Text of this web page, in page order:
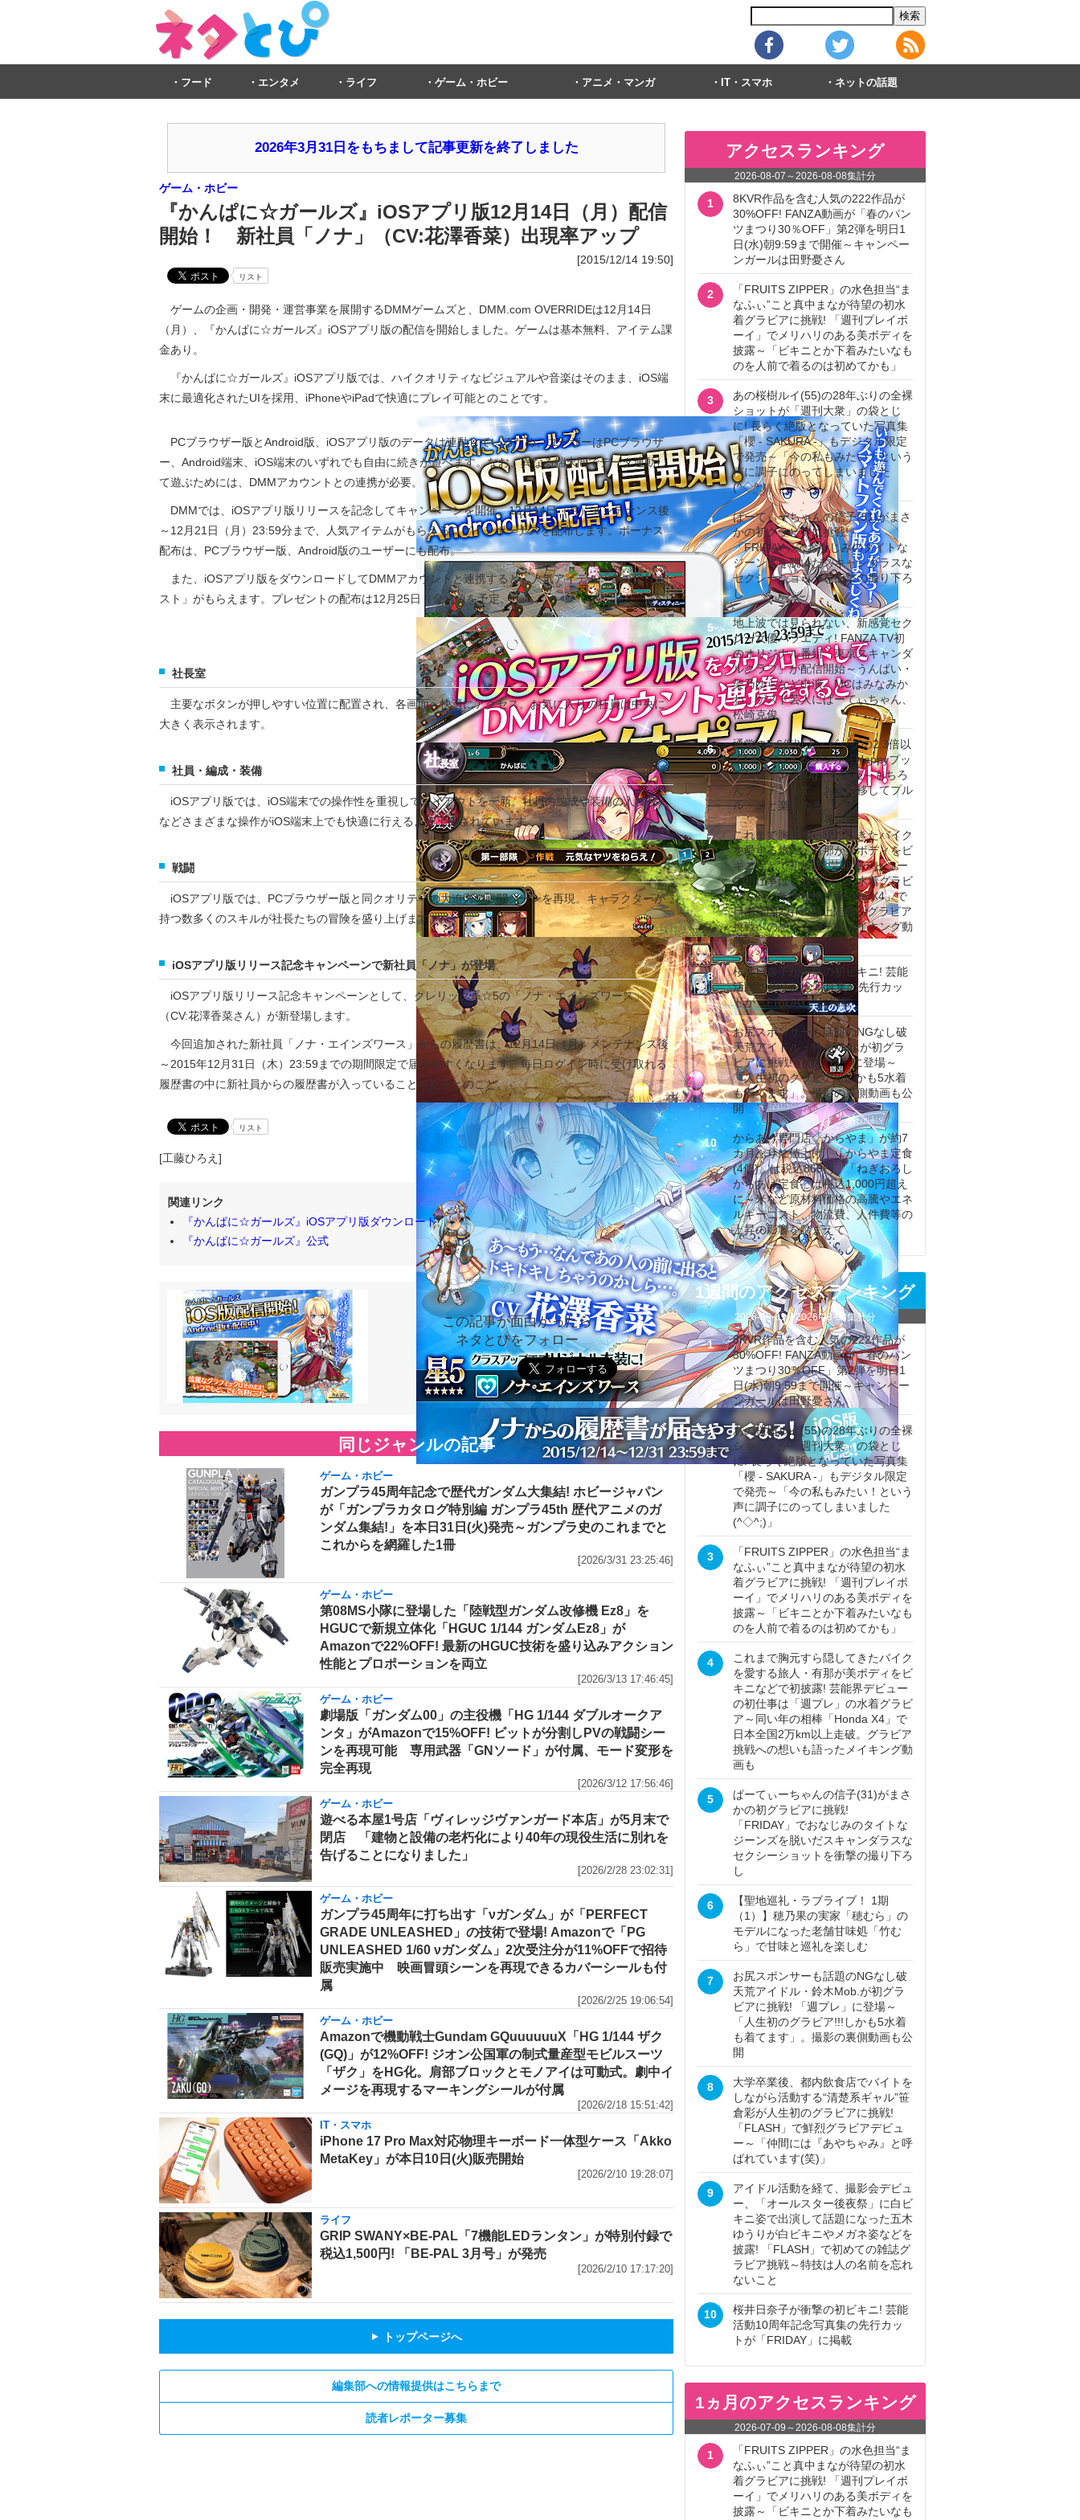
フード エンタメ ライフ ゲーム・ホビー アニメ・マンガ IT・スマホ ネットの話題
2026年3月31日をもちまして記事更新を終了しました
ゲーム・ホビー
『かんぱに☆ガールズ』iOSアプリ版12月14日（月）配信
開始！ 新社員「ノナ」（CV:花澤香菜）出現率アップ
[2015/12/14 19:50]
リスト
ゲームの企画・開発・運営事業を展開するDMMゲームズと、DMM.com OVERRIDEは12月14日
（月）、『かんぱに☆ガールズ』iOSアプリ版の配信を開始しました。ゲームは基本無料、アイテム課
金あり。
『かんぱに☆ガールズ』iOSアプリ版では、ハイクオリティなビジュアルや音楽はそのまま、iOS端
末に最適化されたUIを採用、iPhoneやiPadで快適にプレイ可能とのことです。
PCブラウザー版とAndroid版、iOSアプリ版のデータは連動しているため、ユーザーはPCブラウザ
ー、Android端末、iOS端末のいずれでも自由に続きが遊べます。なお、異なる端末間でデータ連動し
て遊ぶためには、DMMアカウントとの連携が必要。
DMMでは、iOSアプリ版リリースを記念してキャンペーンを開催。12月14日（月）メンテナンス後
～12月21日（月）23:59分まで、人気アイテムがもらえるログインボーナスを配布します。ボーナス
配布は、PCブラウザー版、Android版のユーザーにも配布。
また、iOSアプリ版をダウンロードしてDMMアカウントと連携すると、人気アイテム「金の受付ポ
スト」がもらえます。プレゼントの配布は12月25日（金）頃を予定。
社長室
主要なボタンが押しやすい位置に配置され、各画面へ快適にアクセス。お気に入りの社員は中央に
大きく表示されます。
社員・編成・装備
iOSアプリ版では、iOS端末での操作性を重視してレイアウトを一新。社員の編成や装備の入れ替え
などさまざまな操作がiOS端末上でも快適に行えるよう工夫されています。
戦闘
iOSアプリ版では、PCブラウザー版と同クオリティの大迫力の戦闘シーンを再現。キャラクターが
持つ数多くのスキルが社長たちの冒険を盛り上げます。
iOSアプリ版リリース記念キャンペーンで新社員「ノナ」が登場
iOSアプリ版リリース記念キャンペーンとして、クレリック系☆5の「ノナ・エインズワース」
（CV:花澤香菜さん）が新登場します。
今回追加された新社員「ノナ・エインズワース」からの履歴書は、12月14日（月）メンテナンス後
～2015年12月31日（木）23:59までの期間限定で届きやすくなります。毎日ログイン時に受け取れる
履歴書の中に新社員からの履歴書が入っていることもあるとのこと。
リスト
[工藤ひろえ]
関連リンク
『かんぱに☆ガールズ』iOSアプリ版ダウンロード
『かんぱに☆ガールズ』公式
この記事が面白かったら
ネタとぴをフォロー
同じジャンルの記事
ゲーム・ホビー
ガンプラ45周年記念で歴代ガンダム大集結! ホビージャパン
が「ガンプラカタログ特別編 ガンプラ45th 歴代アニメのガ
ンダム集結!」を本日31日(火)発売～ガンプラ史のこれまでと
これからを網羅した1冊
[2026/3/31 23:25:46]
ゲーム・ホビー
第08MS小隊に登場した「陸戦型ガンダム改修機 Ez8」を
HGUCで新規立体化「HGUC 1/144 ガンダムEz8」が
Amazonで22%OFF! 最新のHGUC技術を盛り込みアクション
性能とプロポーションを両立
[2026/3/13 17:46:45]
ゲーム・ホビー
劇場版「ガンダム00」の主役機「HG 1/144 ダブルオークア
ンタ」がAmazonで15%OFF! ビットが分割しPVの戦闘シー
ンを再現可能 専用武器「GNソード」が付属、モード変形を
完全再現
[2026/3/12 17:56:46]
ゲーム・ホビー
遊べる本屋1号店「ヴィレッジヴァンガード本店」が5月末で
閉店 「建物と設備の老朽化により40年の現役生活に別れを
告げることになりました」
[2026/2/28 23:02:31]
ゲーム・ホビー
ガンプラ45周年に打ち出す「νガンダム」が「PERFECT
GRADE UNLEASHED」の技術で登場! Amazonで「PG
UNLEASHED 1/60 νガンダム」2次受注分が11%OFFで招待
販売実施中 映画冒頭シーンを再現できるカバーシールも付
属
[2026/2/25 19:06:54]
ゲーム・ホビー
Amazonで機動戦士Gundam GQuuuuuuX「HG 1/144 ザク
(GQ)」が12%OFF! ジオン公国軍の制式量産型モビルスーツ
「ザク」をHG化。肩部ブロックとモノアイは可動式。劇中イ
メージを再現するマーキングシールが付属
[2026/2/18 15:51:42]
IT・スマホ
iPhone 17 Pro Max対応物理キーボード一体型ケース「Akko
MetaKey」が本日10日(火)販売開始
[2026/2/10 19:28:07]
ライフ
GRIP SWANY×BE-PAL「7機能LEDランタン」が特別付録で
税込1,500円! 「BE-PAL 3月号」が発売
[2026/2/10 17:17:20]
▲ トップページへ
編集部への情報提供はこちらまで
読者レポーター募集
アクセスランキング
2026-08-07 ～2026-08-08集計分
1
8KVR作品を含む人気の222作品が
30%OFF! FANZA動画が「春のパン
ツまつり30％OFF」第2弾を明日1
日(水)朝9:59まで開催～キャンペー
ンガールは田野憂さん
2
「FRUITS ZIPPER」の水色担当“ま
なふぃ”こと真中まなが待望の初水
着グラビアに挑戦! 「週刊プレイボ
ーイ」でメリハリのある美ボディを
披露～「ビキニとか下着みたいなも
のを人前で着るのは初めてかも」
3
あの桜樹ルイ(55)の28年ぶりの全裸
ショットが「週刊大衆」の袋とじ
に! 長らく絶版となっていた写真集
「櫻 - SAKURA -」もデジタル限定
で発売～「今の私もみたい！という
声に調子にのってしまいました
(^◇^;)」
4
ぱーてぃーちゃんの信子(31)がまさ
かの初グラビアに挑戦!
「FRIDAY」でおなじみのタイトな
ジーンズを脱いだスキャンダラスな
セクシーショットを衝撃の撮り下ろ
し
5
地上波では見られない、新感覚セク
シー女優バラエティ! FANZA TV初
のオリジナル番組「東京スキャンダ
ルクラブ」が配信開始～うんぱい・
架乃ゆらなど出演。MCはみなみか
わ、ゲスト芸人にぱーてぃちゃん、
松崎克俊
6
通常の5.6倍以上、ビッグの2.3倍以
上! セブン‐イレブンが「Happyプッ
チンプリン 380g」を販売～もちろ
んプッチンして、お皿に移してプル
ル～ンと楽しめる
7
これまで胸元すら隠してきたバイク
を愛する旅人・有那が美ボディをビ
キニなどで初披露! 芸能界デビュー
の初仕事は「週プレ」の水着グラビ
ア～同い年の相棒「Honda X4」で
日本全国2万km以上走破。グラビア
挑戦への想いも語ったメイキング動
画も
8
桜井日奈子が衝撃の初ビキニ! 芸能
活動10周年記念写真集の先行カッ
トが「FRIDAY」に掲載
9
お尻スポンサーも話題のNGなし破
天荒アイドル・鈴木Mob.が初グラ
ビアに挑戦! 「週プレ」に登場～
「人生初のグラビア!!!しかも5水着
も着てます」。撮影の裏側動画も公
開
10
からあげ専門店「からやま」が約7
カ月ぶりに値上げ 「からやま定食
(4個)」は税込869円、「ねぎおろし
からあげ定食」は税込1,000円超え
に～米など原材料価格の高騰やエネ
ルギーコスト、物流費、人件費等の
上昇の影響を踏まえて
1週間のアクセスランキング
2026-08-01～2026-08-08集計分
1
8KVR作品を含む人気の222作品が
30%OFF! FANZA動画が「春のパン
ツまつり30％OFF」第2弾を明日1
日(水)朝9:59まで開催～キャンペー
ンガールは田野憂さん
2
あの桜樹ルイ(55)の28年ぶりの全裸
ショットが「週刊大衆」の袋とじ
に! 長らく絶版となっていた写真集
「櫻 - SAKURA -」もデジタル限定
で発売～「今の私もみたい！という
声に調子にのってしまいました
(^◇^;)」
3
「FRUITS ZIPPER」の水色担当“ま
なふぃ”こと真中まなが待望の初水
着グラビアに挑戦! 「週刊プレイボ
ーイ」でメリハリのある美ボディを
披露～「ビキニとか下着みたいなも
のを人前で着るのは初めてかも」
4
これまで胸元すら隠してきたバイク
を愛する旅人・有那が美ボディをビ
キニなどで初披露! 芸能界デビュー
の初仕事は「週プレ」の水着グラビ
ア～同い年の相棒「Honda X4」で
日本全国2万km以上走破。グラビア
挑戦への想いも語ったメイキング動
画も
5
ぱーてぃーちゃんの信子(31)がまさ
かの初グラビアに挑戦!
「FRIDAY」でおなじみのタイトな
ジーンズを脱いだスキャンダラスな
セクシーショットを衝撃の撮り下ろ
し
6
【聖地巡礼・ラブライブ！ 1期
（1）】穂乃果の実家「穂むら」の
モデルになった老舗甘味処「竹む
ら」で甘味と巡礼を楽しむ
7
お尻スポンサーも話題のNGなし破
天荒アイドル・鈴木Mob.が初グラ
ビアに挑戦! 「週プレ」に登場～
「人生初のグラビア!!!しかも5水着
も着てます」。撮影の裏側動画も公
開
8
大学卒業後、都内飲食店でバイトを
しながら活動する“清楚系ギャル”笹
倉彩が人生初のグラビアに挑戦!
「FLASH」で鮮烈グラビアデビュ
ー～「仲間には『あやちゃみ』と呼
ばれています(笑)」
9
アイドル活動を経て、撮影会デビュ
ー、「オールスター後夜祭」に白ビ
キニ姿で出演して話題になった五木
ゆうりが白ビキニやメガネ姿などを
披露! 「FLASH」で初めての雑誌グ
ラビア挑戦～特技は人の名前を忘れ
ないこと
10
桜井日奈子が衝撃の初ビキニ! 芸能
活動10周年記念写真集の先行カッ
トが「FRIDAY」に掲載
1ヵ月のアクセスランキング
2026-07-09 ～2026-08-08集計分
1
「FRUITS ZIPPER」の水色担当“ま
なふぃ”こと真中まなが待望の初水
着グラビアに挑戦! 「週刊プレイボ
ーイ」でメリハリのある美ボディを
披露～「ビキニとか下着みたいなも